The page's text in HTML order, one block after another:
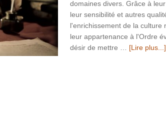
domaines divers. Grâce à
leur sensibilité et autres
l'enrichissement de la culture
leur appartenance à l'Ordre
désir de mettre … [Lire plus...]